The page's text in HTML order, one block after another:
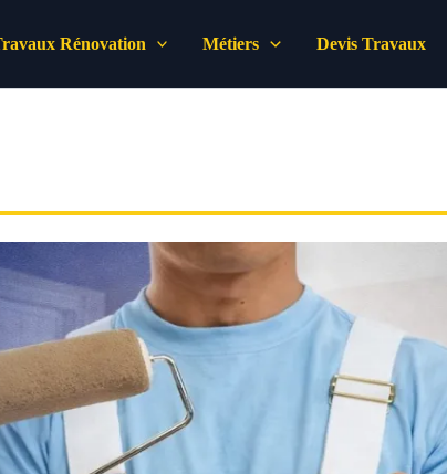
Rénovation Métiers Devis Travaux